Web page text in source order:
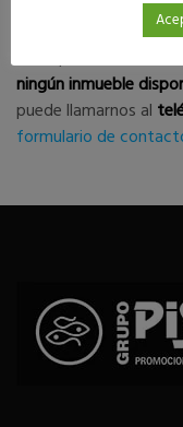
Disculpe las
ningún inmueble
puede llamarnos al
formulario de